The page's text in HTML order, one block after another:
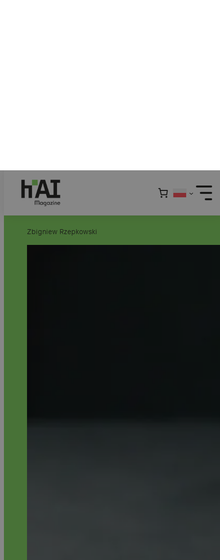
seria drobnych decyzji, które z czasem
tworzą proces trudny do zatrzymania. I
właśnie w takich mikrodecyzjach może kryć
się największe ryzyko.
Zbigniew Rzepkowski